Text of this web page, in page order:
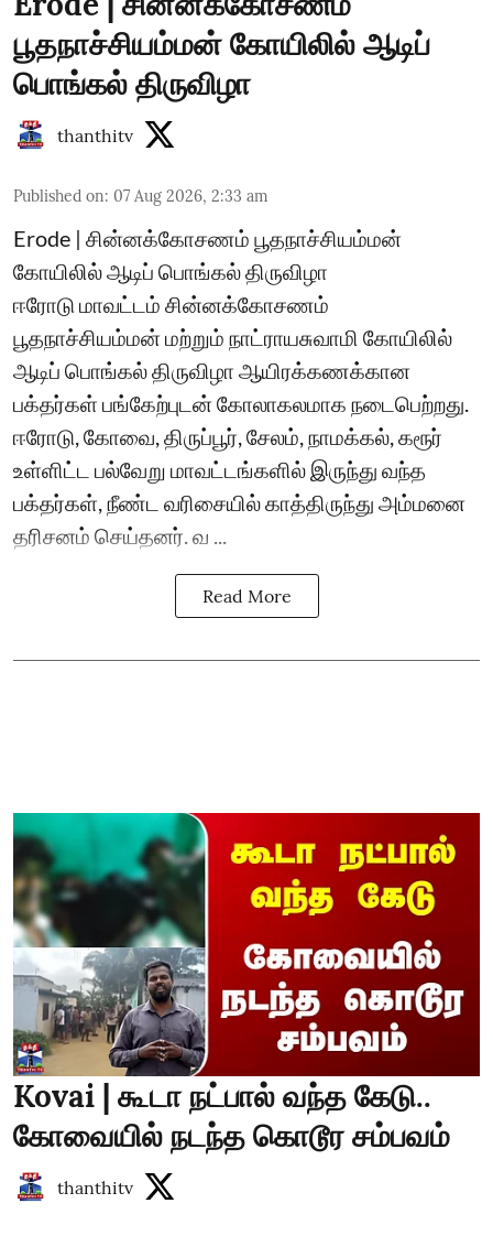
பூதநாச்சியம்மன் கோயிலில் ஆடிப்
பொங்கல் திருவிழா
thanthitv
Published on: 07 Aug 2026, 2:33 am
Erode | சின்னக்கோசணம் பூதநாச்சியம்மன்
கோயிலில் ஆடிப் பொங்கல் திருவிழா
ஈரோடு மாவட்டம் சின்னக்கோசணம்
பூதநாச்சியம்மன் மற்றும் நாட்ராயசுவாமி கோயிலில்
ஆடிப் பொங்கல் திருவிழா ஆயிரக்கணக்கான
பக்தர்கள் பங்கேற்புடன் கோலாகலமாக நடைபெற்றது.
ஈரோடு, கோவை, திருப்பூர், சேலம், நாமக்கல், கரூர்
உள்ளிட்ட பல்வேறு மாவட்டங்களில் இருந்து வந்த
பக்தர்கள், நீண்ட வரிசையில் காத்திருந்து அம்மனை
தரிசனம் செய்தனர். வ ...
Read More
Kovai | கூடா நட்பால் வந்த கேடு..
கோவையில் நடந்த கொடூர சம்பவம்
thanthitv